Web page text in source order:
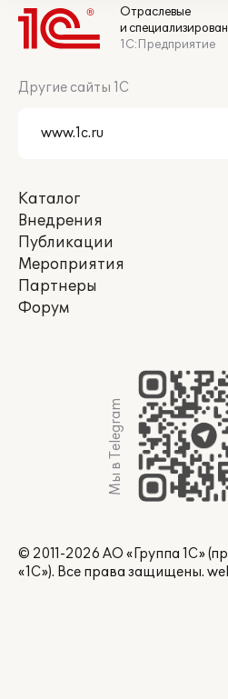
Отраслевые
и
1С:Предприятие
Другие сайты 1С
Каталог
Внедрения
Публикации
Мероприятия
Партнеры
Форум
Мы в Telegram
© 2011-2026 АО «Группа 1С»
«1С»). Все права защищены.